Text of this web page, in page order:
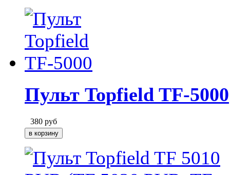
Пульт Topfield TF-5000
380 руб